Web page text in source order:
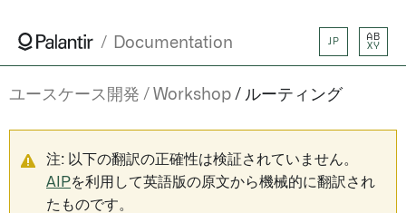
Documentation JP
AB
XY
ユースケース開発 Workshop ルーティング
注: 以下の翻訳の正確性は検証されていません。
AIPを利用して英語版の原文から機械的に翻訳され
たものです。